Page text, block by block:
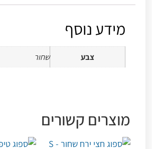
מידע נוסף
צבע שחור
מוצרים קשורים